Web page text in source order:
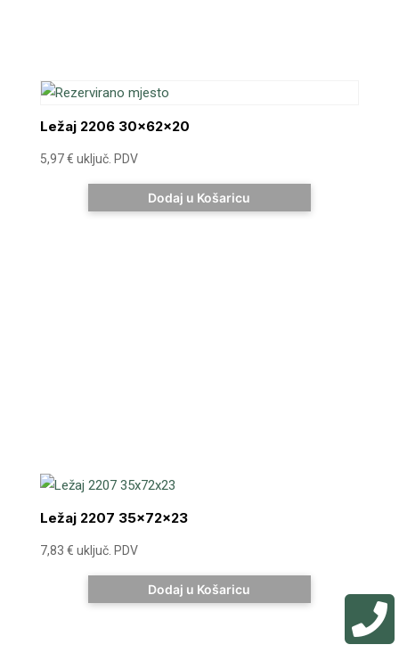
Ležaj 2206 30x62x20
5,97€ uključ. PDV
Dodaj u Košaricu
Ležaj 2207 35x72x23
7,83 € uključ. PDV
Dodaj u Košaricu
